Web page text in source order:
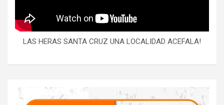
LAS HERAS SANTA CRUZ UNA LOCALIDAD ACEFALA!